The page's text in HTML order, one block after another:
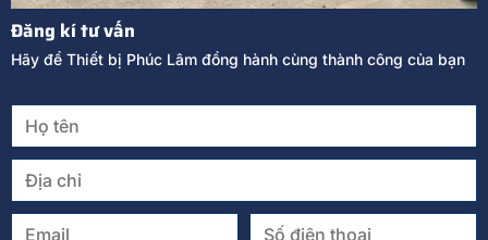
Đăng kí tư vấn
Hãy để Thiết bị Phúc Lâm đồng hành cùng thành công của bạn